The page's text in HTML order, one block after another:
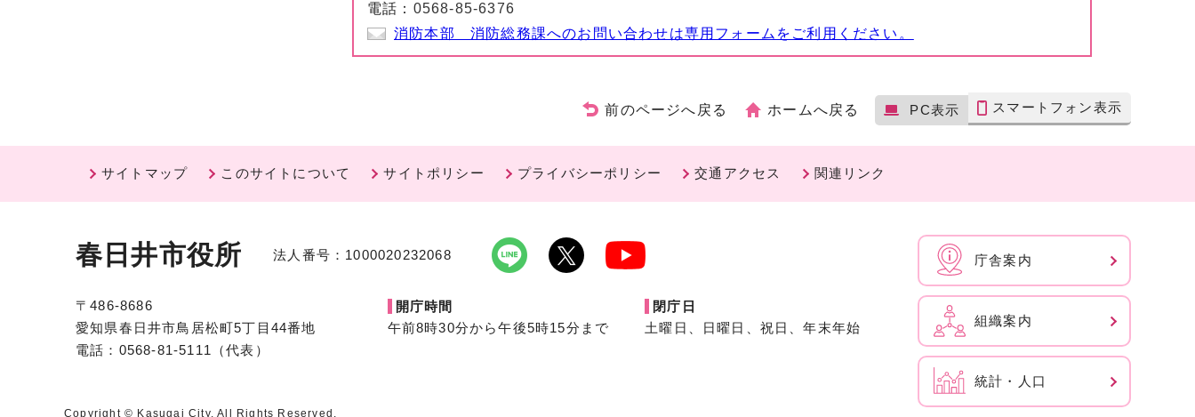
電話： 0568-85-6376
消防本部 消防総務課へのお問い合わせは専用フォームをご利用ください。
前のページへ戻る ホームへ戻る PC表示 スマートフォン表示
サイトマップ このサイトについて サイトポリシー プライバシーポリシー 交通アクセス 関連リンク
春日井市役所 法人番号：1000020232068
〒486-8686
愛知県春日井市鳥居松町5丁目44番地
電話：0568-81-5111（代表）
開庁時間
午前8時30分から午後5時15分まで
閉庁日
土曜日、日曜日、祝日、年末年始
庁舎案内
組織案内
統計・人口
Copyright © Kasugai City. All Rights Reserved.